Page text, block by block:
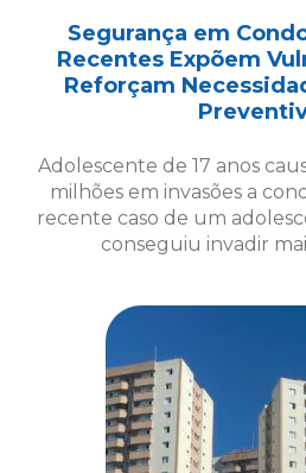
recente caso de um
conseguiu invadir